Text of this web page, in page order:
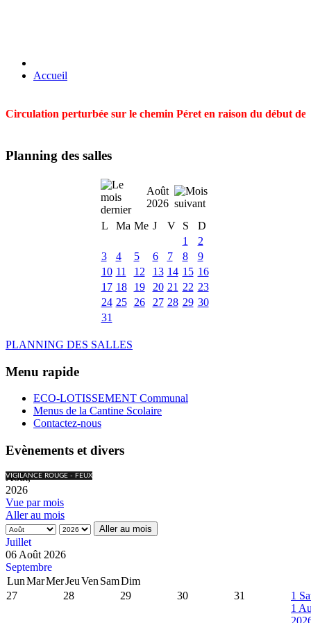
Accueil
Circulation perturbée sur le chemin Péret en raison du début
Planning des salles
Août
2026
L
Ma Me J V S
D
1
2
3
4 5 6 7 8
9
10 11 12 13 14 15 16
17 18 19 20 21 22 23
24 25 26 27 28 29 30
31
PLANNING DES SALLES
Menu rapide
ECO-LOTISSEMENT Communal
Menus de la Cantine Scolaire
Contactez-nous
Evènements et divers
VIGILANCE ROUGE - FEUX
Août,
2026
Vue par mois
Aller au mois
Aller au mois
Juillet
06 Août 2026
Septembre
LunMarMerJeuVen SamDim
27
28 29 30 31 1
1